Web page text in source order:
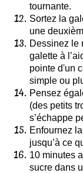
tournante.
Sortez la
une
Dessinez le
galette à
pointe d'un
simple ou
Pensez
(des petits
s’échappe
Enfournez
jusqu’à ce
10 minutes
sucre dans